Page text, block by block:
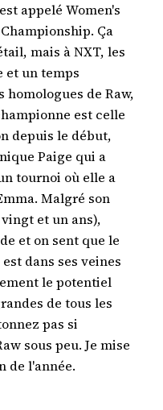
appelé Women's
Ça
mais à NXT, les
et un temps
de Raw,
est celle
depuis le début,
Paige qui a
tournoi où elle a
Malgré son
et un ans),
et on sent que le
dans ses veines
le potentiel
de tous les
pas si
sous peu. Je mise
de l'année.